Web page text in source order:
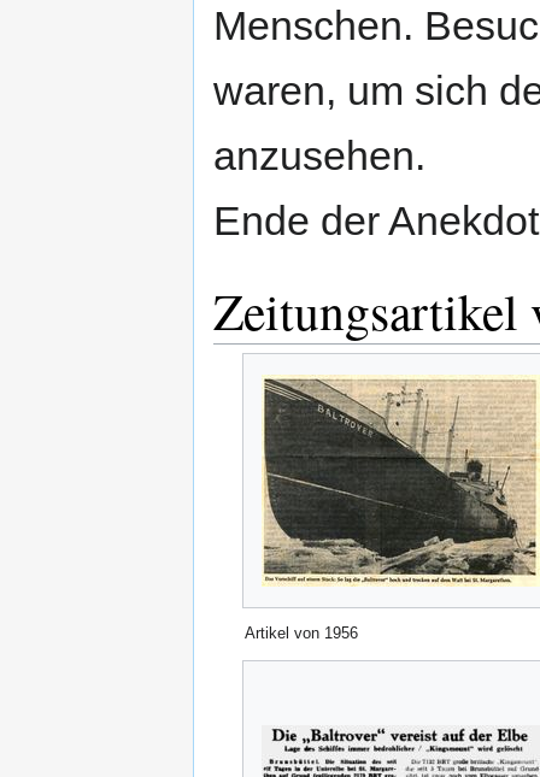
Menschen.
waren, um sich
anzusehen.
Ende der
Zeitungsartikel
Artikel von 1956